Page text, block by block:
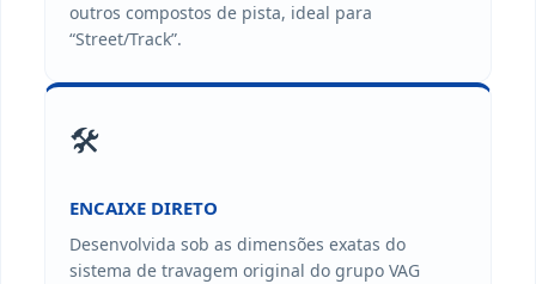
outros compostos de pista, ideal para
“Street/Track”.
🛠️
ENCAIXE DIRETO
Desenvolvida sob as dimensões exatas do
sistema de travagem original do grupo VAG